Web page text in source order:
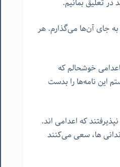
در تعلیق بمانیم.
جای آن‌ها می‌گذارم. هر
خوشحالم که
این نامه‌ها را بدست
که اعدامی اند.
ها، سعی می‌کنند